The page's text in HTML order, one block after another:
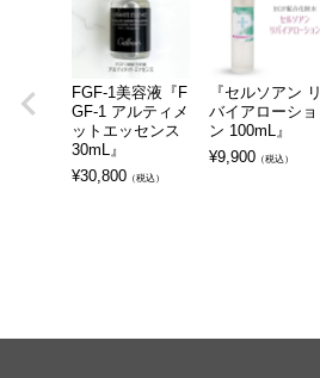
FGF-1美容液『F
GF-1 アルティメ
ットエッセンス
30mL』
¥30,800 （税込）
『セルソアン リ
バイアローショ
ン 100mL』
¥9,900 （税込）